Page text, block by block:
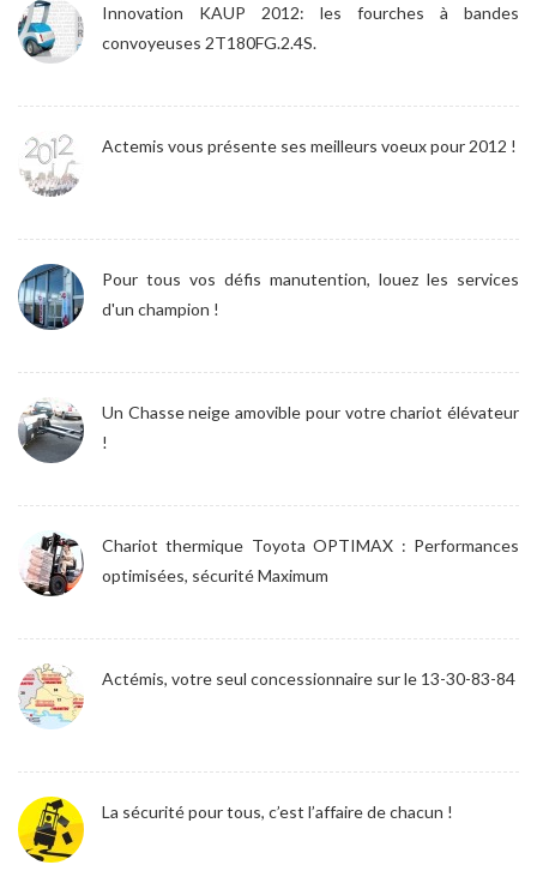
Innovation KAUP 2012: les fourches à bandes
convoyeuses 2T180FG.2.4S.
Actemis vous présente ses meilleurs voeux pour 2012 !
Pour tous vos défis manutention, louez les services
d'un champion !
Un Chasse neige amovible pour votre chariot élévateur
!
Chariot thermique Toyota OPTIMAX : Performances
optimisées, sécurité Maximum
Actémis, votre seul concessionnaire sur le 13-30-83-84
La sécurité pour tous, c’est l’affaire de chacun !